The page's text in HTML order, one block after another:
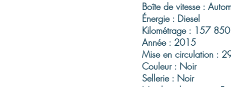
Boîte de vitesse :
Énergie : Diesel
Kilométrage : 157
Année : 2015
Mise en circulation :
Couleur : Noir
Sellerie : Noir